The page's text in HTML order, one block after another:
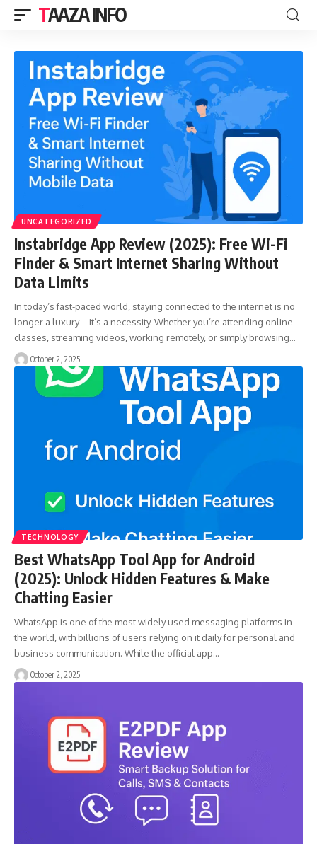
TAAZA INFO
UNCATEGORIZED
Instabridge App Review (2025): Free Wi-Fi
Finder & Smart Internet Sharing Without
Data Limits
In today’s fast-paced world, staying connected to the internet is no
longer a luxury – it’s a necessity. Whether you’re attending online
classes, streaming videos, working remotely, or simply browsing…
October 2, 2025
TECHNOLOGY
Best WhatsApp Tool App for Android
(2025): Unlock Hidden Features & Make
Chatting Easier
WhatsApp is one of the most widely used messaging platforms in
the world, with billions of users relying on it daily for personal and
business communication. While the official app…
October 2, 2025